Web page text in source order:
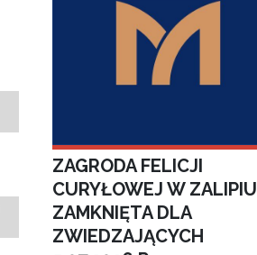
ZAGRODA FELICJI
CURYŁOWEJ W ZALIPIU
ZAMKNIĘTA DLA
ZWIEDZAJĄCYCH